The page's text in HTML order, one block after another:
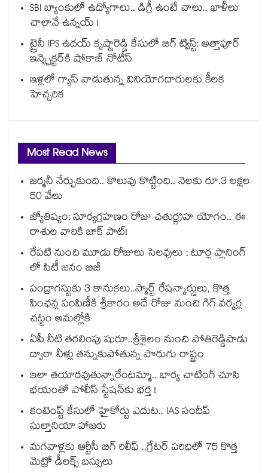
SBI బ్యాంకులో ఉద్యోగాలు.. డిగ్రీ ఉంటే చాలు.. ఖాళీలు
చాలానే ఉన్నయ్ !
ట్రైనీ IPS ఉదయ్ కృష్ణారెడ్డి కేసులో బిగ్ ట్విస్ట్: అత్తాపూర్
ఇన్స్పెక్టర్‎కి షోకాజ్ నోటీస్
ఇళ్లలో గ్యాస్ వాడుతున్న వినియోగదారులకు కీలక
హెచ్చరిక
Most Read News
జర్మనీ నేర్చుకుంది.. కొలువు కొట్టింది.. నెలకు రూ.3 లక్షల
50 వేలు
జ్యోతిష్యం: సూర్యగ్రహణం రోజు చతుర్గ్రహ యోగం.. ఈ
రాశుల వారికి జాక్ పాట్!
రేపటి నుంచి మూడు రోజులు సెలవులు : టూర్ల ప్లానింగ్
లో సిటీ జనం బిజీ
పంద్రాగస్టుకు 3 కానుకలు..స్మార్ట్ రేషన్కార్డులు, కొత్త
పింఛన్ల పంపిణీకి శ్రీకారం అదే రోజు నుంచి గిగ్ వర్కర్ల
చట్టం అమల్లోకి
ఏపీ నీటి తరలింపు షురూ..శ్రీశైలం నుంచి పోతిరెడ్డిపాడు
ద్వారా నీళ్లు తన్నుకుపోతున్న పొరుగు రాష్ట్రం
ఇలా తయారవుతున్నారేంటమ్మా.. భార్య చాటింగ్ చూసి
భయంతో పోలీస్ స్టేషన్⁫కు భర్త !
కంటెంప్ట్ కేసులో హైకోర్టు ఎదుట.. IAS సందీప్
సుల్తానియా హాజరు
మగవాళ్లకు ఆర్టీసీ బిగ్ రిలీఫ్ ..గ్రేటర్ పరిధిలో 75 కొత్త
మెట్రో డీలక్స్ బస్సులు